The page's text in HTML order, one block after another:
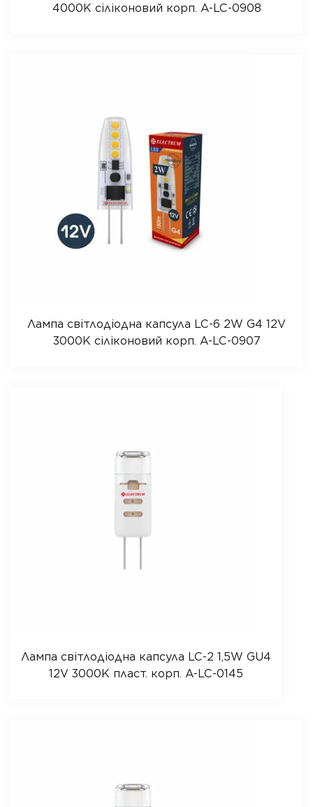
4000K сіліконовий корп. A-LC-0908
Лампа світлодіодна капсула LC-6 2W G4 12V
3000K сіліконовий корп. A-LC-0907
Лампа світлодіодна капсула LC-2 1,5W GU4
12V 3000K пласт. корп. A-LC-0145